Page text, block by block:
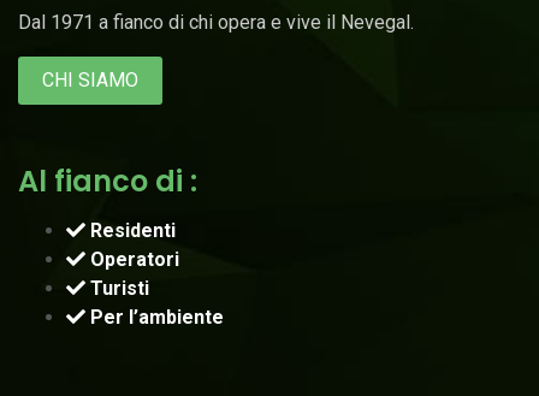
Dal 1971 a fianco di chi opera e vive il Nevegal.
CHI SIAMO
Al fianco di :
Residenti
Operatori
Turisti
Per l’ambiente